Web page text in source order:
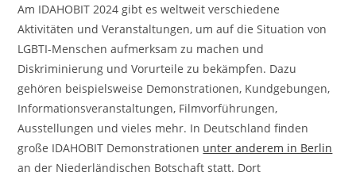
Am IDAHOBIT 2024 gibt es weltweit verschiedene
Aktivitäten und Veranstaltungen, um auf die Situation von
LGBTI-Menschen aufmerksam zu machen und
Diskriminierung und Vorurteile zu bekämpfen. Dazu
gehören beispielsweise Demonstrationen, Kundgebungen,
Informationsveranstaltungen, Filmvorführungen,
Ausstellungen und vieles mehr. In Deutschland finden
große IDAHOBIT Demonstrationen unter anderem in Berlin
an der Niederländischen Botschaft statt. Dort